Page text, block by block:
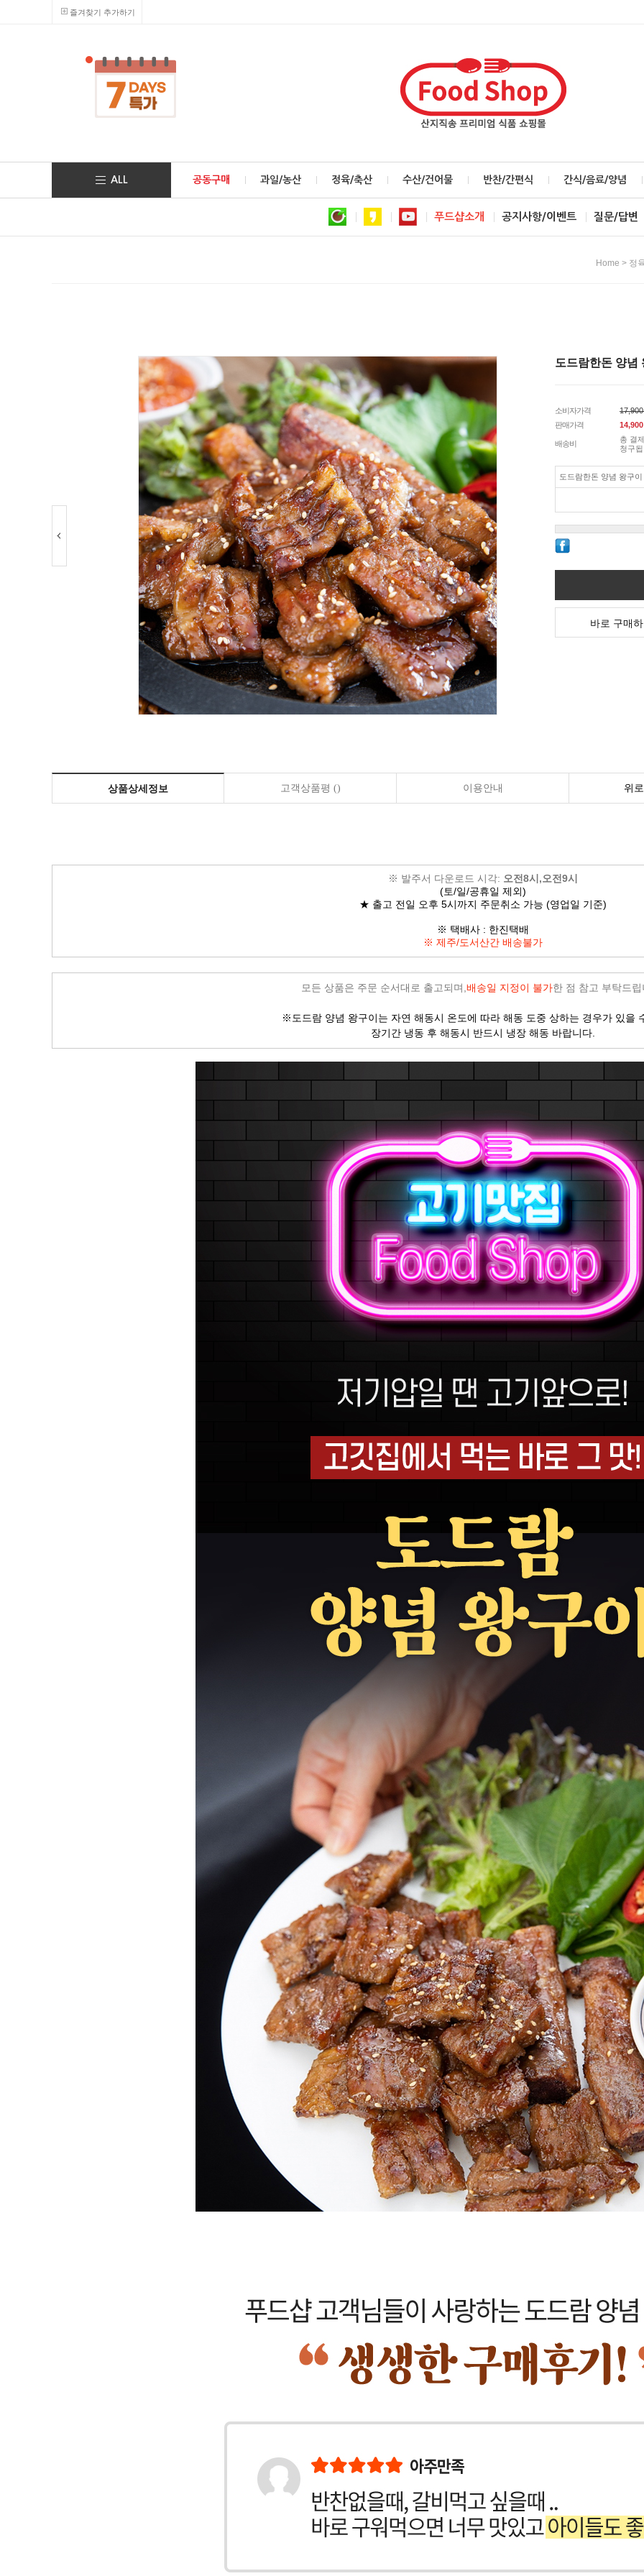
즐겨찾기 추가하기
ALL 공동구매 과일/농산 정육/축산 수산/건어물 반찬/간편식 간식/음료/양념
푸드샵소개 공지사항/이벤트 질문/답변
Home > 정
도드람한돈 양
소비자가격
판매가격
14,900
배송비
총 결
청구
도드람한돈 양념 왕구
바로 구매
상품상세정보 고객상품평 () 이용안내 위
※ 발주서 다운로드 시각: 오전8시,오전9시
(토/일/공휴일 제외)
★ 출고 전일 오후 5시까지 주문취소 가능 (영업일 기준)
※ 택배사 : 한진택배
※ 제주/도서산간 배송불가
모든 상품은 주문 순서대로 출고되며,배송일 지정이 불가한 점 참고 부탁드
※도드람 양념 왕구이는 자연 해동시 온도에 따라 해동 도중 상하는 경우가 있을
장기간 냉동 후 해동시 반드시 냉장 해동 바랍니다.